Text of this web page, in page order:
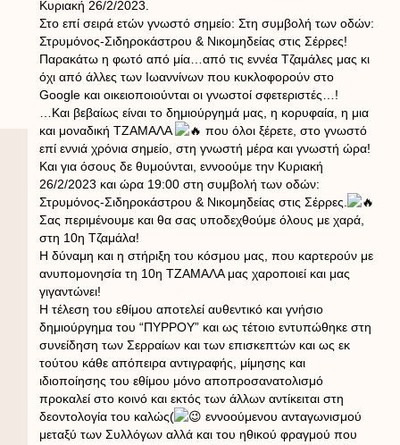
Κυριακή 26/2/2023.
Στο επί σειρά ετών γνωστό σημείο: Στη συμβολή των οδών:
Στρυμόνος-Σιδηροκάστρου & Νικομηδείας στις Σέρρες!
Παρακάτω η φωτό από μία…από τις εννέα Τζαμάλες μας κι
όχι από άλλες των Ιωαννίνων που κυκλοφορούν στο
Google και οικειοποιούνται οι γνωστοί σφετεριστές…!
…Και βεβαίως είναι το δημιούργημά μας, η κορυφαία, η μια
και μοναδική ΤΖΑΜΑΛΑ
που όλοι ξέρετε, στο γνωστό
επί εννιά χρόνια σημείο, στη γνωστή μέρα και γνωστή ώρα!
Και για όσους δε θυμούνται, εννοούμε την Κυριακή
26/2/2023 και ώρα 19:00 στη συμβολή των οδών:
Στρυμόνος-Σιδηροκάστρου & Νικομηδείας στις Σέρρες.
Σας περιμένουμε και θα σας υποδεχθούμε όλους με χαρά,
στη 10η Τζαμάλα!
Η δύναμη και η στήριξη του κόσμου μας, που καρτερούν με
ανυπομονησία τη 10η ΤΖΑΜΑΛΑ μας χαροποιεί και μας
γιγαντώνει!
Η τέλεση του εθίμου αποτελεί αυθεντικό και γνήσιο
δημιούργημα του “ΠΥΡΡΟΥ” και ως τέτοιο εντυπώθηκε στη
συνείδηση των Σερραίων και των επισκεπτών και ως εκ
τούτου κάθε απόπειρα αντιγραφής, μίμησης και
ιδιοποίησης του εθίμου μόνο αποπροσανατολισμό
προκαλεί στο κοινό και εκτός των άλλων αντίκειται στη
δεοντολογία του καλώς(
εννοούμενου ανταγωνισμού
μεταξύ των Συλλόγων αλλά και του ηθικού φραγμού που